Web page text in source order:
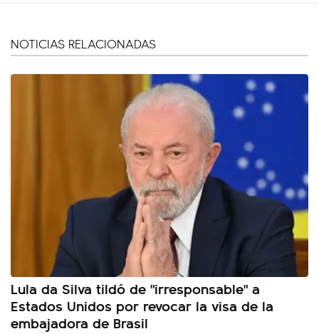
NOTICIAS RELACIONADAS
Lula da Silva tildó de "irresponsable" a
Estados Unidos por revocar la visa de la
embajadora de Brasil